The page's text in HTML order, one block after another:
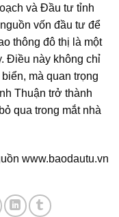
và Đầu tư tỉnh
vốn đầu tư để
thông đô thị là một
Điều này không chỉ
mà quan trọng
Thuận trở thành
qua trong mắt nhà
www.baodautu.vn